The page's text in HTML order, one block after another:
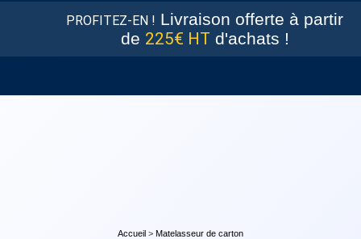
PROFITEZ-EN ! Livraison offerte à partir
de 225€ HT d'achats !
Accueil > Matelasseur de carton